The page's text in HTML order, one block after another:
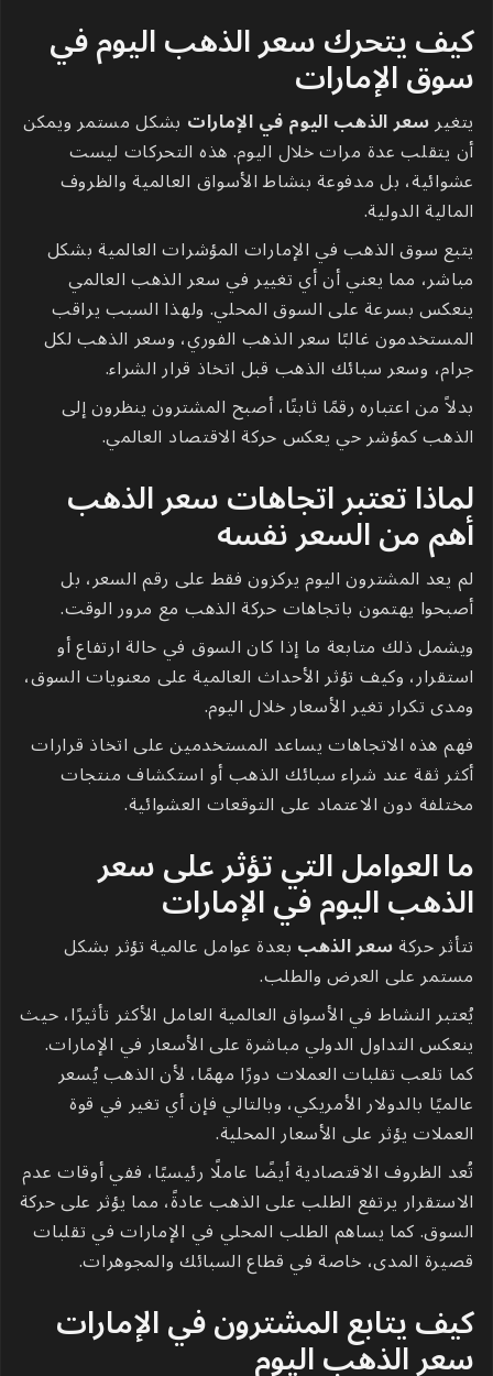
كيف يتحرك سعر الذهب اليوم في
سوق الإمارات
يتغيرسعر الذهب اليوم في الإمارات بشكل مستمر ويمكن
أن يتقلب عدة مرات خلال اليوم. هذه التحركات ليست
عشوائية، بل مدفوعة بنشاط الأسواق العالمية والظروف
المالية الدولية.
يتبع سوق الذهب في الإمارات المؤشرات العالمية بشكل
مباشر، مما يعني أن أي تغيير في سعر الذهب العالمي
ينعكس بسرعة على السوق المحلي. ولهذا السبب يراقب
المستخدمون غالبًا سعر الذهب الفوري، وسعر الذهب لكل
جرام، وسعر سبائك الذهب قبل اتخاذ قرار الشراء.
بدلاً من اعتباره رقمًا ثابتًا، أصبح المشترون ينظرون إلى
الذهب كمؤشر حي يعكس حركة الاقتصاد العالمي.
لماذا تعتبر اتجاهات سعر الذهب
أهم من السعر نفسه
لم يعد المشترون اليوم يركزون فقط على رقم السعر، بل
أصبحوا يهتمون باتجاهات حركة الذهب مع مرور الوقت.
ويشمل ذلك متابعة ما إذا كان السوق في حالة ارتفاع أو
استقرار، وكيف تؤثر الأحداث العالمية على معنويات السوق،
ومدى تكرار تغير الأسعار خلال اليوم.
فهم هذه الاتجاهات يساعد المستخدمين على اتخاذ قرارات
أكثر ثقة عند شراء سبائك الذهب أو استكشاف منتجات
مختلفة دون الاعتماد على التوقعات العشوائية.
ما العوامل التي تؤثر على سعر
الذهب اليوم في الإمارات
تتأثر حركةسعر الذهب بعدة عوامل عالمية تؤثر بشكل
مستمر على العرض والطلب.
يُعتبر النشاط في الأسواق العالمية العامل الأكثر تأثيرًا، حيث
ينعكس التداول الدولي مباشرة على الأسعار في الإمارات.
كما تلعب تقلبات العملات دورًا مهمًا، لأن الذهب يُسعر
عالميًا بالدولار الأمريكي، وبالتالي فإن أي تغير في قوة
العملات يؤثر على الأسعار المحلية.
تُعد الظروف الاقتصادية أيضًا عاملًا رئيسيًا، ففي أوقات عدم
الاستقرار يرتفع الطلب على الذهب عادةً، مما يؤثر على حركة
السوق. كما يساهم الطلب المحلي في الإمارات في تقلبات
قصيرة المدى، خاصة في قطاع السبائك والمجوهرات.
كيف يتابع المشترون في الإمارات
سعر الذهب اليوم